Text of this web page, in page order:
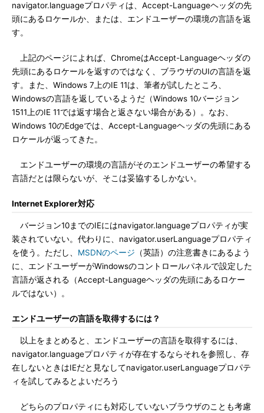
navigator.languageプロパティは、Accept-Languageヘッダの先
頭にあるロケールか、または、エンドユーザーの環境の言語を返
す。
上記のページによれば、ChromeはAccept-Languageヘッダの
先頭にあるロケールを返すのではなく、ブラウザのUIの言語を返
す。また、Windows 7上のIE 11は、筆者が試したところ、
Windowsの言語を返しているようだ（Windows 10バージョン
1511上のIE 11では返す場合と返さない場合がある）。なお、
Windows 10のEdgeでは、Accept-Languageヘッダの先頭にある
ロケールが返ってきた。
エンドユーザーの環境の言語がそのエンドユーザーの希望する
言語だとは限らないが、そこは妥協するしかない。
Internet Explorer対応
バージョン10までのIEにはnavigator.languageプロパティが実
装されていない。代わりに、navigator.userLanguageプロパティ
を使う。ただし、 MSDNのページ （英語）の注意書きにあるよう
に、エンドユーザーがWindowsのコントロールパネルで設定した
言語が返される（Accept-Languageヘッダの先頭にあるロケー
ルではない）。
エンドユーザーの言語を取得するには？
以上をまとめると、エンドユーザーの言語を取得するには、
navigator.languageプロパティが存在するならそれを参照し、存
在しないときはIEだと見なしてnavigator.userLanguageプロパテ
ィを試してみるとよいだろう
どちらのプロパティにも対応していないブラウザのことも考慮